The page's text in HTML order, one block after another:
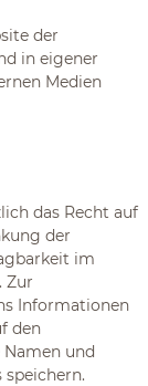
der
in eigener
Medien
das Recht auf
der
im
Zur
Informationen
den
und